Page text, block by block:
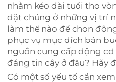
nhằm kéo dài tuổi thọ
đặt chúng ở những vị trí
làm thế nào để chọn
phục vụ mục đích bán
nguồn cung cấp động
đáng tin cậy ở đâu? Hãy
Có một số yếu tố cần